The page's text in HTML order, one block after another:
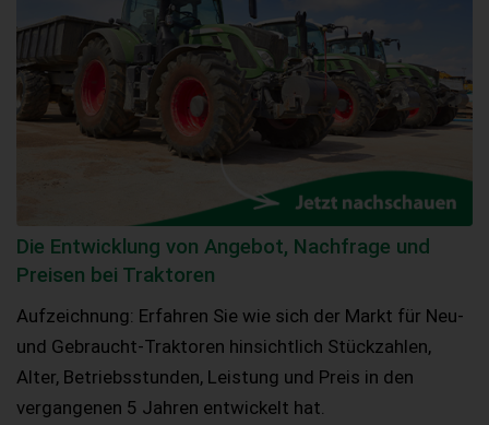
Die Entwicklung von Angebot, Nachfrage und
Preisen bei Traktoren
Aufzeichnung: Erfahren Sie wie sich der Markt für Neu-
und Gebraucht-Traktoren hinsichtlich Stückzahlen,
Alter, Betriebsstunden, Leistung und Preis in den
vergangenen 5 Jahren entwickelt hat.